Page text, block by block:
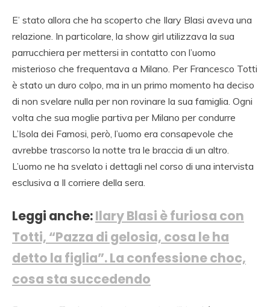
E’ stato allora che ha scoperto che Ilary Blasi aveva una
relazione. In particolare, la show girl utilizzava la sua
parrucchiera per mettersi in contatto con l’uomo
misterioso che frequentava a Milano. Per Francesco Totti
è stato un duro colpo, ma in un primo momento ha deciso
di non svelare nulla per non rovinare la sua famiglia. Ogni
volta che sua moglie partiva per Milano per condurre
L’Isola dei Famosi, però, l’uomo era consapevole che
avrebbe trascorso la notte tra le braccia di un altro.
L’uomo ne ha svelato i dettagli nel corso di una intervista
esclusiva a Il corriere della sera.
Leggi anche:Ilary Blasi è furiosa con
Totti, “Pazza di gelosia, cosa le ha
detto la figlia”. La confessione choc,
cosa sta succedendo